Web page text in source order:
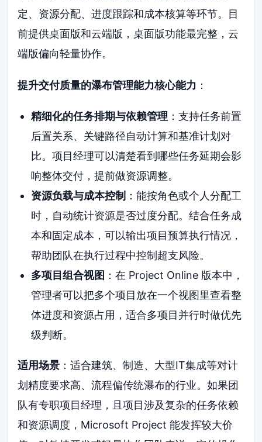
定、资源分配、进度跟踪和成本核算等环节。目
前提供桌面版和云端版，桌面版功能最完整，云
端版偏向轻量协作。
提升交付质量的瀑布管理能力核心能力 ：
精细化的任务排期与依赖管理 ：支持任务前置
后置关系、关键路径自动计算和基准计划对
比。项目经理可以清楚看到哪些任务延期会影
响整体交付，提前做资源调整。
资源负载与成本控制 ：能按角色或个人分配工
时，自动统计资源是否过度分配。结合任务成
本和固定成本，可以输出项目预算执行情况，
帮助团队在执行过程中控制超支风险。
多项目组合视图 ：在 Project Online 版本中，
管理者可以把多个项目放在一个视图里查看整
体进度和资源占用，适合多项目并行时做优先
级判断。
适用场景 ：适合建筑、制造、大型IT集成等对计
划精度要求高、流程偏传统瀑布的行业。如果团
队有专职项目经理，且项目涉及复杂的任务依赖
和资源调度，Microsoft Project 能发挥较大价